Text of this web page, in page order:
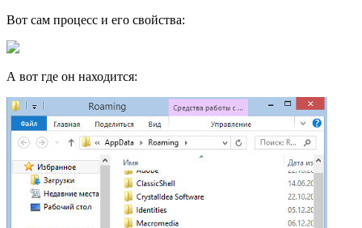
Вот сам процесс и его свойства:
А вот где он находится: